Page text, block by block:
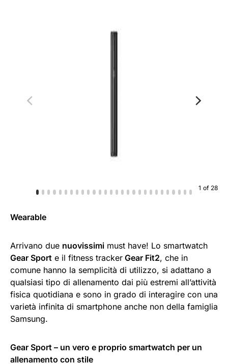
1 of 28
Wearable
Arrivano due nuovissimi must have! Lo smartwatch
Gear Sport e il fitness tracker Gear Fit2, che in
comune hanno la semplicità di utilizzo, si adattano a
qualsiasi tipo di allenamento dai più estremi all’attività
fisica quotidiana e sono in grado di interagire con una
varietà infinita di smartphone anche non della famiglia
Samsung.
Gear Sport – un vero e proprio smartwatch per un
allenamento con stile